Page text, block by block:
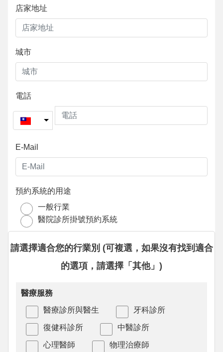
店家地址
城市
電話
E-Mail
預約系統的用途
一般行業
醫院診所掛號預約系統
請選擇適合您的行業別 (可複選，如果沒有找到適合
的選項，請選擇「其他」)
醫療服務
醫療診所與醫生
牙科診所
復健科診所 中醫診所
心理醫師 物理治療師